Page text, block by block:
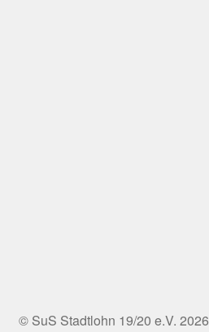
© SuS Stadtlohn 19/20 e.V. 2026